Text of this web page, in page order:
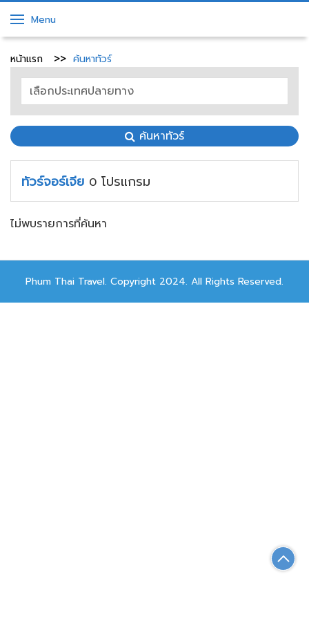
Menu
หน้าแรก ค้นหาทัวร์
ค้นหาทัวร์
ทัวร์จอร์เจีย 0 โปรแกรม
ไม่พบรายการที่ค้นหา
Phum Thai Travel. Copyright 2024. All Rights Reserved.